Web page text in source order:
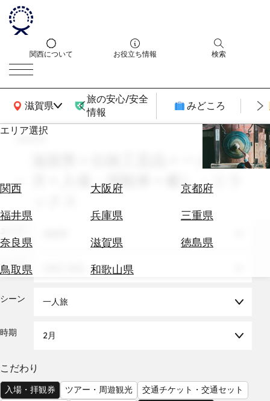
関西について お役立ち情報 検索
滋賀県
関西広域MAP
旅の安心/安全
情報
みどころ
エリア選択
関西 大阪府
京都府
福井県
兵庫県
三重県
奈良県
滋賀県
徳島県
鳥取県
和歌山県
エ
券
テ
を
を
見
る
search
滋賀県 × 伝統工芸品 × 一人旅 × 2
月 × 入場・拝観券 × 癒し・リラ
テーマ
シーン 一人旅
時期 2月
こだわり
入場・拝観券 ツアー・周遊観光
交通チケット・交通セット